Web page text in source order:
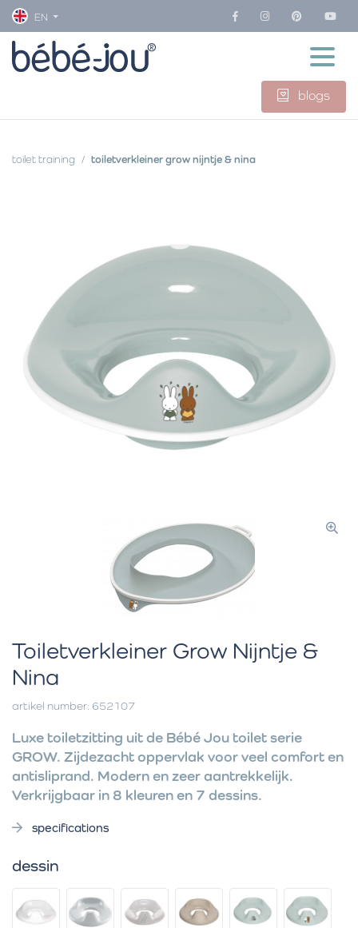
EN
blogs
toilet training toiletverkleiner grow nijntje & nina
Toiletverkleiner Grow Nijntje &
Nina
artikel number: 652107
Luxe toiletzitting uit de Bébé Jou toilet serie
GROW. Zijdezacht oppervlak voor veel comfort en
antisliprand. Modern en zeer aantrekkelijk.
Verkrijgbaar in 8 kleuren en 7 dessins.
specifications
dessin